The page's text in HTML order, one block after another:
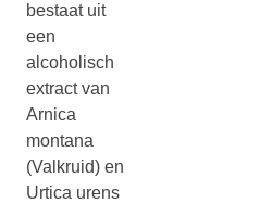
bestaat uit
een
alcoholisch
extract van
Arnica
montana
(Valkruid) en
Urtica urens